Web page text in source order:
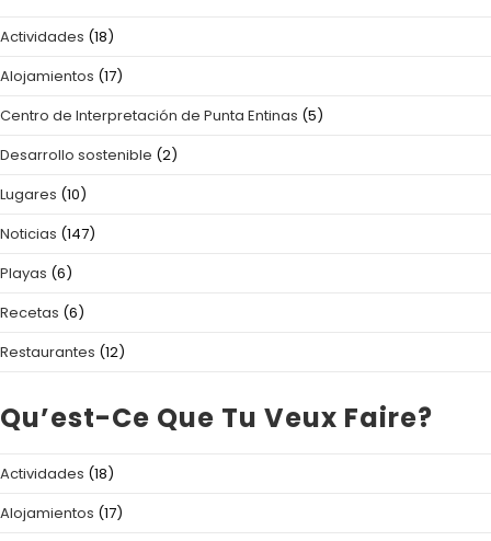
Actividades (18)
Alojamientos (17)
Centro de Interpretación de Punta Entinas (5)
Desarrollo sostenible (2)
Lugares (10)
Noticias (147)
Playas (6)
Recetas (6)
Restaurantes (12)
Qu’est-Ce Que Tu Veux Faire?
Actividades (18)
Alojamientos (17)